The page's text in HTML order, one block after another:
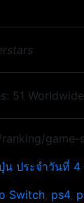
51
game-
ประจำวันที่
Switch, ps4,